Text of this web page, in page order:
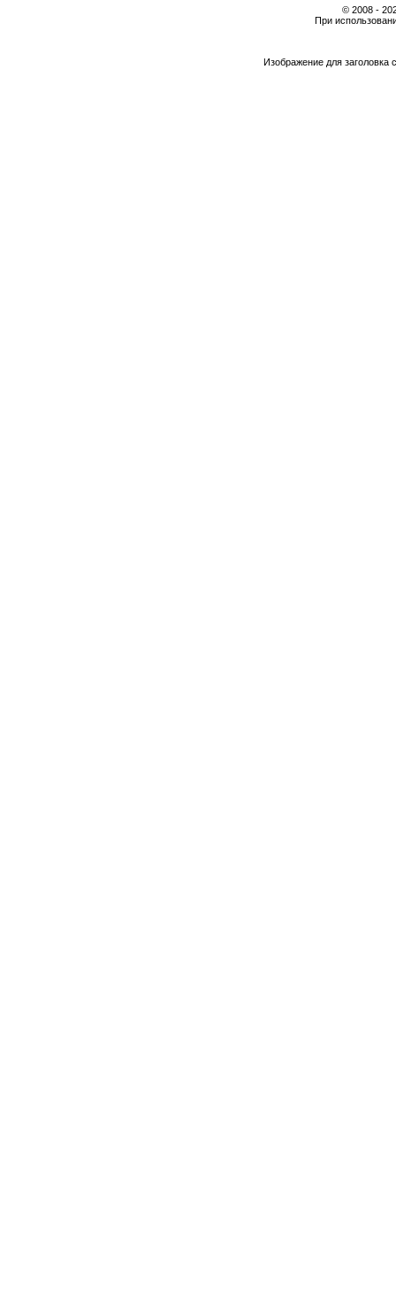
© 2008 -
При
Изображение для